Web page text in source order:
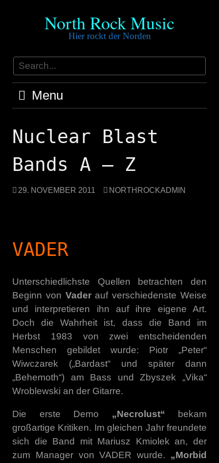
North Rock Music
Hier rockt der Norden
Menu
Nuclear Blast
Bands A – Z
29. NOVEMBER 2011 NORTHROCKADMIN
VADER
Unterschiedlichste Quellen betrachten den
Beginn von Vaderauf verschiedenste Weise
und interpretieren ihn auf ihre eigene Art.
Doch die Wahrheit ist, dass die Band im
Herbst 1983 von zwei entscheidenden
Menschen gebildet wurde: Piotr „Peter“
Wiwczarek („Bardast“ und später dann
„Behemoth“) am Bass und Zbyszek „Vika“
Wroblewski an der Gitarre.
Die erste Demo „Necrolust“ bekam
großartige Kritiken. Im gleichen Jahr freundete
sich die Band mit Mariusz Kmiolek an, der
zum Manager von VADER wurde. „Morbid